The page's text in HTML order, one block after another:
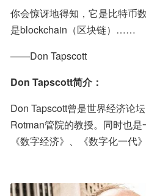
你会惊讶地得知，它是比特币
是blockchain（区块链）……
——Don Tapscott
Don Tapscott简介：
Don Tapscott曾是世界经济论
Rotman管院的教授。同时也是
《数字经济》、《数字化一代